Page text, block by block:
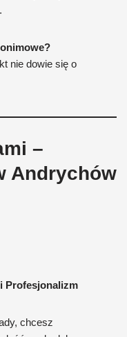
nie dowie się o
–
Andrychów
i Profesjonalizm
chcesz